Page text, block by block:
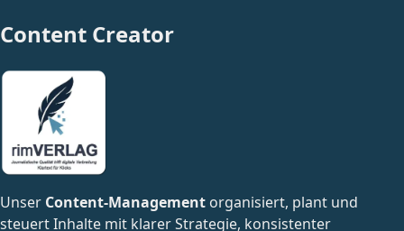
Content Creator
Unser Content-Management organisiert, plant und
steuert Inhalte mit klarer Strategie, konsistenter